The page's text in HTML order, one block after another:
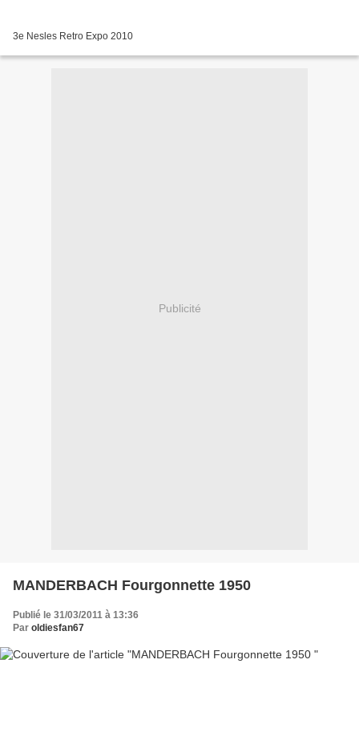
3e Nesles Retro Expo 2010
Publicité
MANDERBACH Fourgonnette 1950
Publié le 31/03/2011 à 13:36
Par oldiesfan67